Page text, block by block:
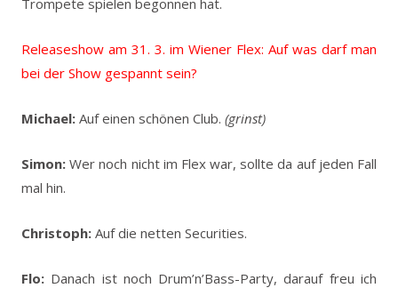
Releaseshow am 31. 3. im Wiener Flex: Auf was darf man
bei der Show gespannt sein?
Michael: Auf einen schönen Club. (grinst)
Simon: Wer noch nicht im Flex war, sollte da auf jeden Fall
mal hin.
Christoph: Auf die netten Securities.
Flo: Danach ist noch Drum’n’Bass-Party, darauf freu ich